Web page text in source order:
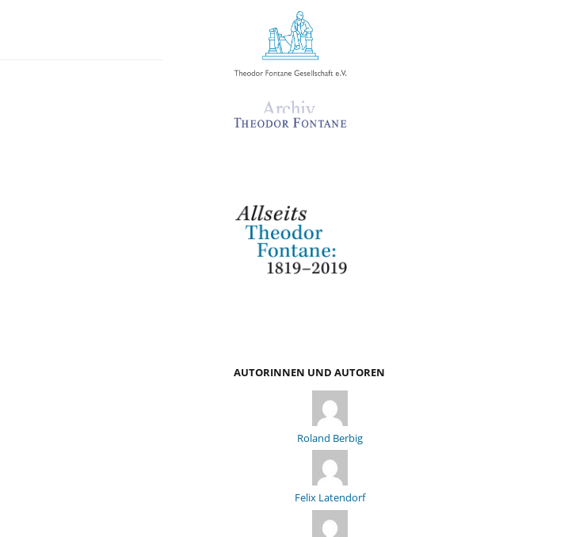
AUTORINNEN UND AUTOREN
Roland Berbig
Felix Latendorf